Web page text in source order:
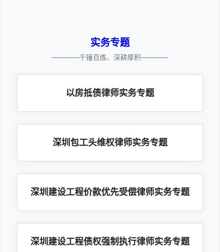
实务专题
————千锤百炼、深耕厚积————
以房抵债律师实务专题
深圳包工头维权律师实务专题
深圳建设工程价款优先受偿律师实务专题
深圳建设工程债权强制执行律师实务专题